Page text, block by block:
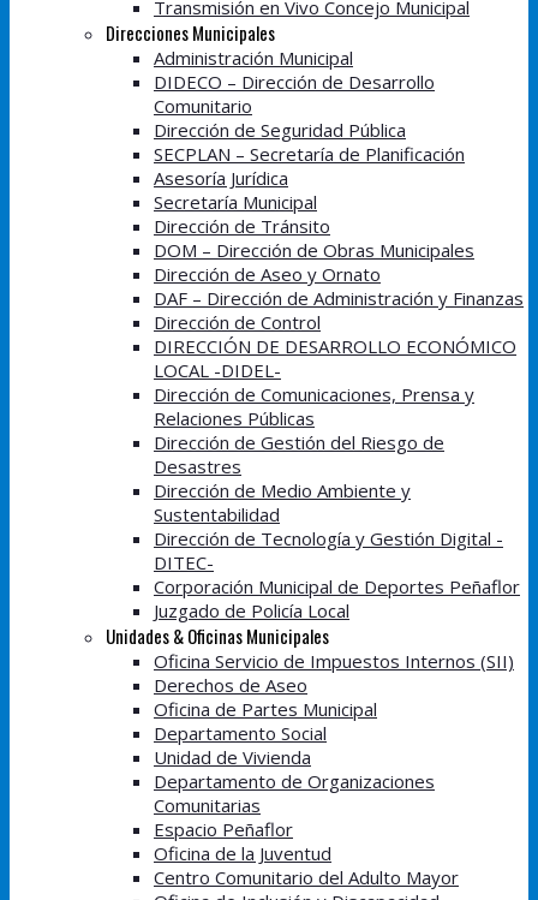
Transmisión en Vivo Concejo Municipal
Direcciones Municipales
Administración Municipal
DIDECO – Dirección de Desarrollo
Comunitario
Dirección de Seguridad Pública
SECPLAN – Secretaría de Planificación
Asesoría Jurídica
Secretaría Municipal
Dirección de Tránsito
DOM – Dirección de Obras Municipales
Dirección de Aseo y Ornato
DAF – Dirección de Administración y Finanzas
Dirección de Control
DIRECCIÓN DE DESARROLLO ECONÓMICO
LOCAL -DIDEL-
Dirección de Comunicaciones, Prensa y
Relaciones Públicas
Dirección de Gestión del Riesgo de
Desastres
Dirección de Medio Ambiente y
Sustentabilidad
Dirección de Tecnología y Gestión Digital -
DITEC-
Corporación Municipal de Deportes Peñaflor
Juzgado de Policía Local
Unidades & Oficinas Municipales
Oficina Servicio de Impuestos Internos (SII)
Derechos de Aseo
Oficina de Partes Municipal
Departamento Social
Unidad de Vivienda
Departamento de Organizaciones
Comunitarias
Espacio Peñaflor
Oficina de la Juventud
Centro Comunitario del Adulto Mayor